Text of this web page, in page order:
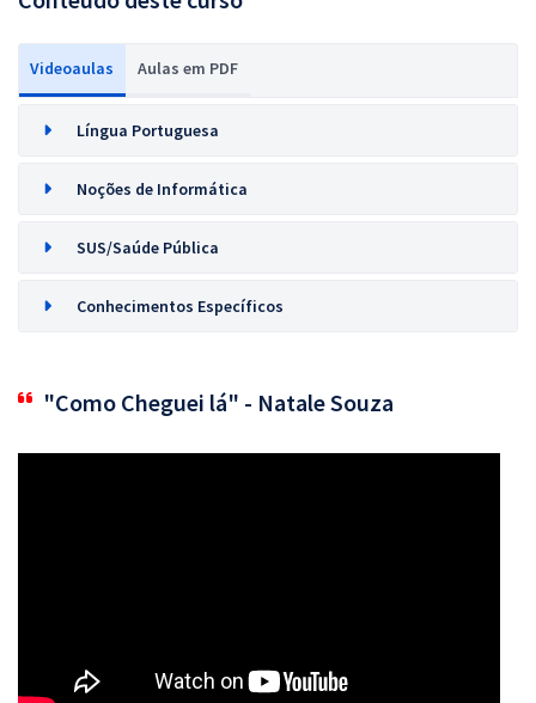
Videoaulas Aulas em PDF
Língua Portuguesa
Noções de Informática
SUS/Saúde Pública
Conhecimentos Específicos
"Como Cheguei lá" - Natale Souza